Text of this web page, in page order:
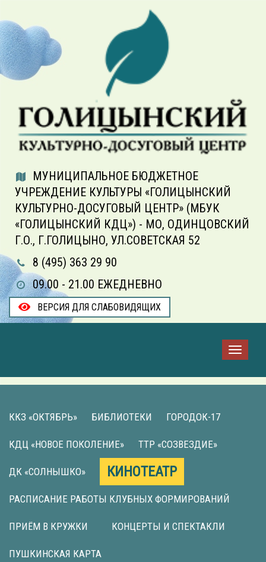
МУНИЦИПАЛЬНОЕ БЮДЖЕТНОЕ
УЧРЕЖДЕНИЕ КУЛЬТУРЫ «ГОЛИЦЫНСКИЙ
КУЛЬТУРНО-ДОСУГОВЫЙ ЦЕНТР» (МБУК
«ГОЛИЦЫНСКИЙ КДЦ») - МО, ОДИНЦОВСКИЙ
Г.О., Г.ГОЛИЦЫНО, УЛ.СОВЕТСКАЯ 52
8 (495) 363 29 90
09.00 - 21.00 ЕЖЕДНЕВНО
ВЕРСИЯ ДЛЯ СЛАБОВИДЯЩИХ
ККЗ «ОКТЯБРЬ» БИБЛИОТЕКИ ГОРОДОК-17
КДЦ «НОВОЕ ПОКОЛЕНИЕ» ТТР «СОЗВЕЗДИЕ»
ДК «СОЛНЫШКО» КИНОТЕАТР
РАСПИСАНИЕ РАБОТЫ КЛУБНЫХ ФОРМИРОВАНИЙ
ПРИЁМ В КРУЖКИ КОНЦЕРТЫ И СПЕКТАКЛИ
ПУШКИНСКАЯ КАРТА